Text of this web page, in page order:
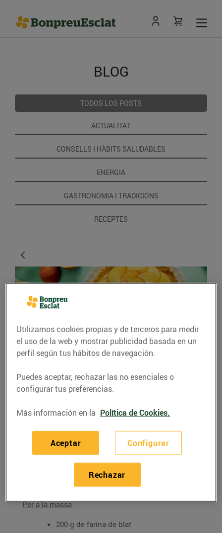
BLOG
TODOS LOS POSTS
ACTUALITAT
CONSELLS I HÀBITS SALUDABLES
ENERGIA
GASTRONOMIA I TRADICIONS
RECEPTES
Cassoleta de préssec
amb crema de llimona
03/julio/2024
Ingredients per a 4 persones:
Per a la massa:
200 g de farina de blat
Utilizamos cookies propias y de terceros para medir
el uso de la web y mostrar publicidad basada en un
perfil según tus hábitos de navegación.
Puedes aceptar, rechazar las no esenciales o
configurar tus preferencias.
Más información en la Política de Cookies.
Configurar
Rechazar
Aceptar